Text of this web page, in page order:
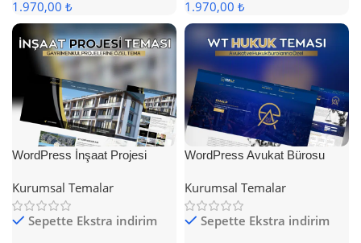
1.970,00 ₺
1.970,00 ₺
WordPress İnşaat Projesi
Kurumsal Temalar
Sepette Ekstra indirim
WordPress Avukat Bürosu
Kurumsal Temalar
Sepette Ekstra indirim